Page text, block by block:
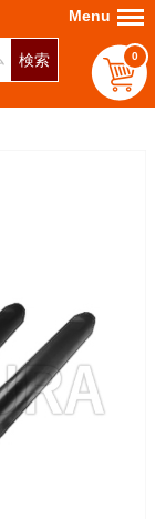
検索 0
Menu Menu